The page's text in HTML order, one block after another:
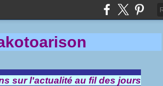
rison
sur l'actualité au fil des jours